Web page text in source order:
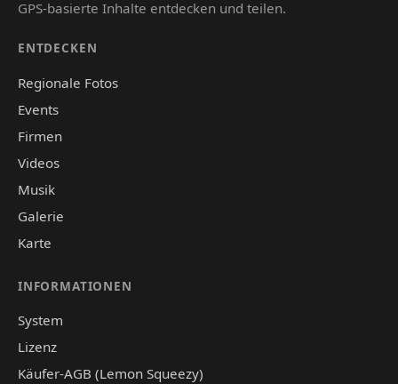
GPS-basierte Inhalte entdecken und teilen.
ENTDECKEN
Regionale Fotos
Events
Firmen
Videos
Musik
Galerie
Karte
INFORMATIONEN
System
Lizenz
Käufer-AGB (Lemon Squeezy)